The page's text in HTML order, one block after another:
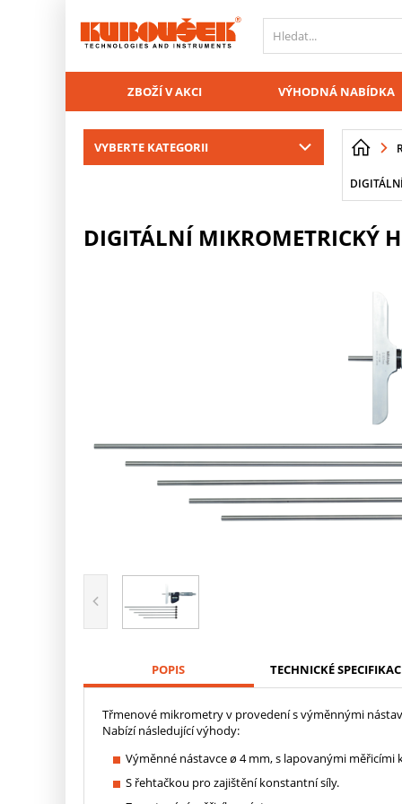
ZBOŽÍ V AKCI VÝHODNÁ NABÍDKA
VYBERTE KATEGORII
DIGITÁLNÍ MIKROMETRICKÝ
POPIS TECHNICKÉ
Třmenové mikrometry v provedení s výměnnými
Nabízí následující výhody:
Výměnné nástavce ø 4 mm, s lapovanými měřicími
S řehtačkou pro zajištění konstantní síly.